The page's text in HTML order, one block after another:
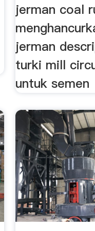
jerman coal
jerman
turki mill
untuk semen